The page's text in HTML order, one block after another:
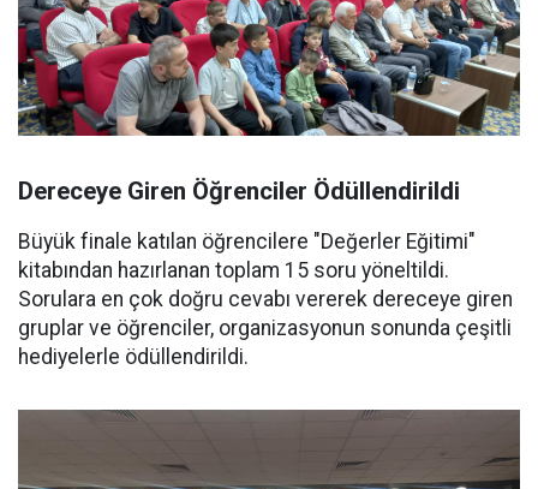
Dereceye Giren Öğrenciler Ödüllendirildi
Büyük finale katılan öğrencilere "Değerler Eğitimi"
kitabından hazırlanan toplam 15 soru yöneltildi.
Sorulara en çok doğru cevabı vererek dereceye giren
gruplar ve öğrenciler, organizasyonun sonunda çeşitli
hediyelerle ödüllendirildi.